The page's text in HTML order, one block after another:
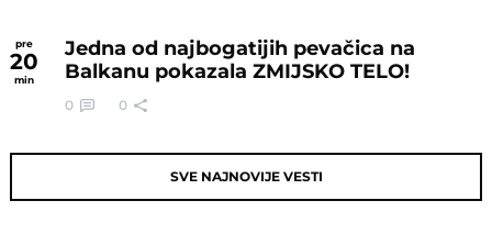
pre
20
min
Jedna od najbogatijih pevačica na
Balkanu pokazala ZMIJSKO TELO!
0 0
SVE NAJNOVIJE VESTI